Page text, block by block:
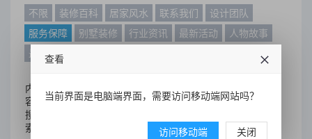
不限
装修百科 居家风水 联系我们
设计团队
服务保障
别墅装修 行业资讯 最新活动
人物故事
最新动态
内
容
搜
索
查看
当前界面是电脑端界面，需要访问移动端网站吗？
访问移动端 关闭